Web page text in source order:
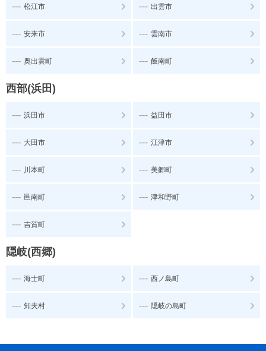
--- 松江市 --- 出雲市
--- 安来市 --- 雲南市
--- 奥出雲町 --- 飯南町
西部(浜田)
--- 浜田市 --- 益田市
--- 大田市 --- 江津市
--- 川本町 --- 美郷町
--- 邑南町 --- 津和野町
--- 吉賀町
隠岐(西郷)
--- 海士町 --- 西ノ島町
--- 知夫村 --- 隠岐の島町